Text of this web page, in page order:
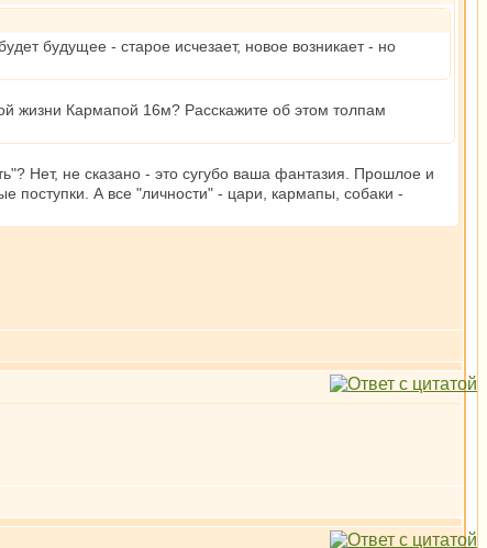
будущее - старое исчезает, новое возникает - но
жизни Кармапой 16м? Расскажите об этом толпам
Нет, не сказано - это сугубо ваша фантазия. Прошлое и
поступки. А все "личности" - цари, кармапы, собаки -